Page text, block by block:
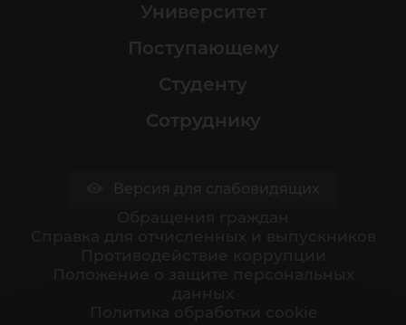
Университет
Поступающему
Студенту
Сотруднику